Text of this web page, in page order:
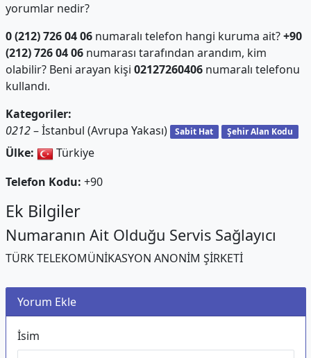
yorumlar nedir?
0 (212) 726 04 06numaralı telefon hangi kuruma ait?+90
(212) 726 04 06numarası tarafından arandım, kim
olabilir? Beni arayan kişi 02127260406numaralı telefonu
kullandı.
Kategoriler:
0212– İstanbul (Avrupa Yakası) Sabit Hat Şehir Alan Kodu
Ülke:
Türkiye
Telefon Kodu: +90
Ek Bilgiler
Numaranın Ait Olduğu Servis Sağlayıcı
TÜRK TELEKOMÜNİKASYON ANONİM ŞİRKETİ
Yorum Ekle
İsim